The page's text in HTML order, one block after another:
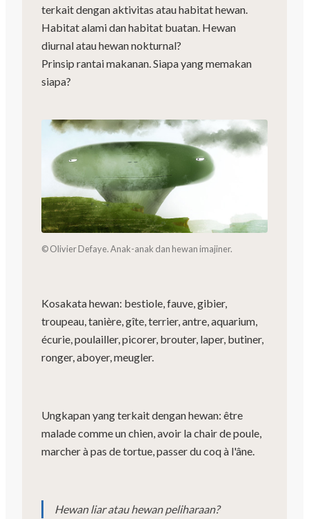
terkait dengan aktivitas atau habitat hewan.
Habitat alami dan habitat buatan. Hewan
diurnal atau hewan nokturnal?
Prinsip rantai makanan. Siapa yang memakan
siapa?
© Olivier Defaye. Anak-anak dan hewan imajiner.
Kosakata hewan: bestiole, fauve, gibier,
troupeau, tanière, gîte, terrier, antre, aquarium,
écurie, poulailler, picorer, brouter, laper, butiner,
ronger, aboyer, meugler.
Ungkapan yang terkait dengan hewan: être
malade comme un chien, avoir la chair de poule,
marcher à pas de tortue, passer du coq à l'âne.
Hewan liar atau hewan peliharaan?